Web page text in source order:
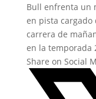
Bull enfrenta un
en pista
carrera de
en la temporada
Share on Social